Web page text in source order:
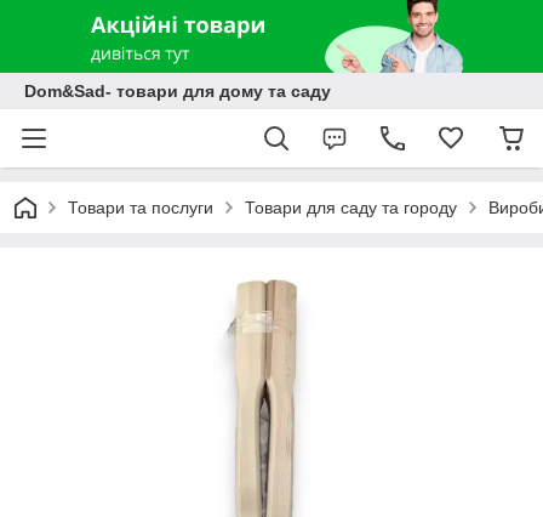
Dom&Sad- товари для дому та саду
Товари та послуги Товари для саду та городу